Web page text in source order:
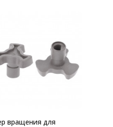
вращения для